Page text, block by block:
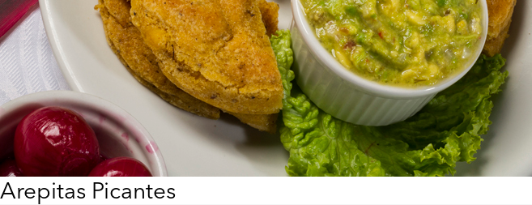
Arepitas Picantes